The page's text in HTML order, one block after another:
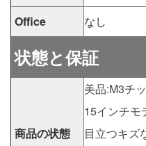
Office
なし
状態と保証
商品の状態
美品:M3チ
15インチモ
目立つキズ